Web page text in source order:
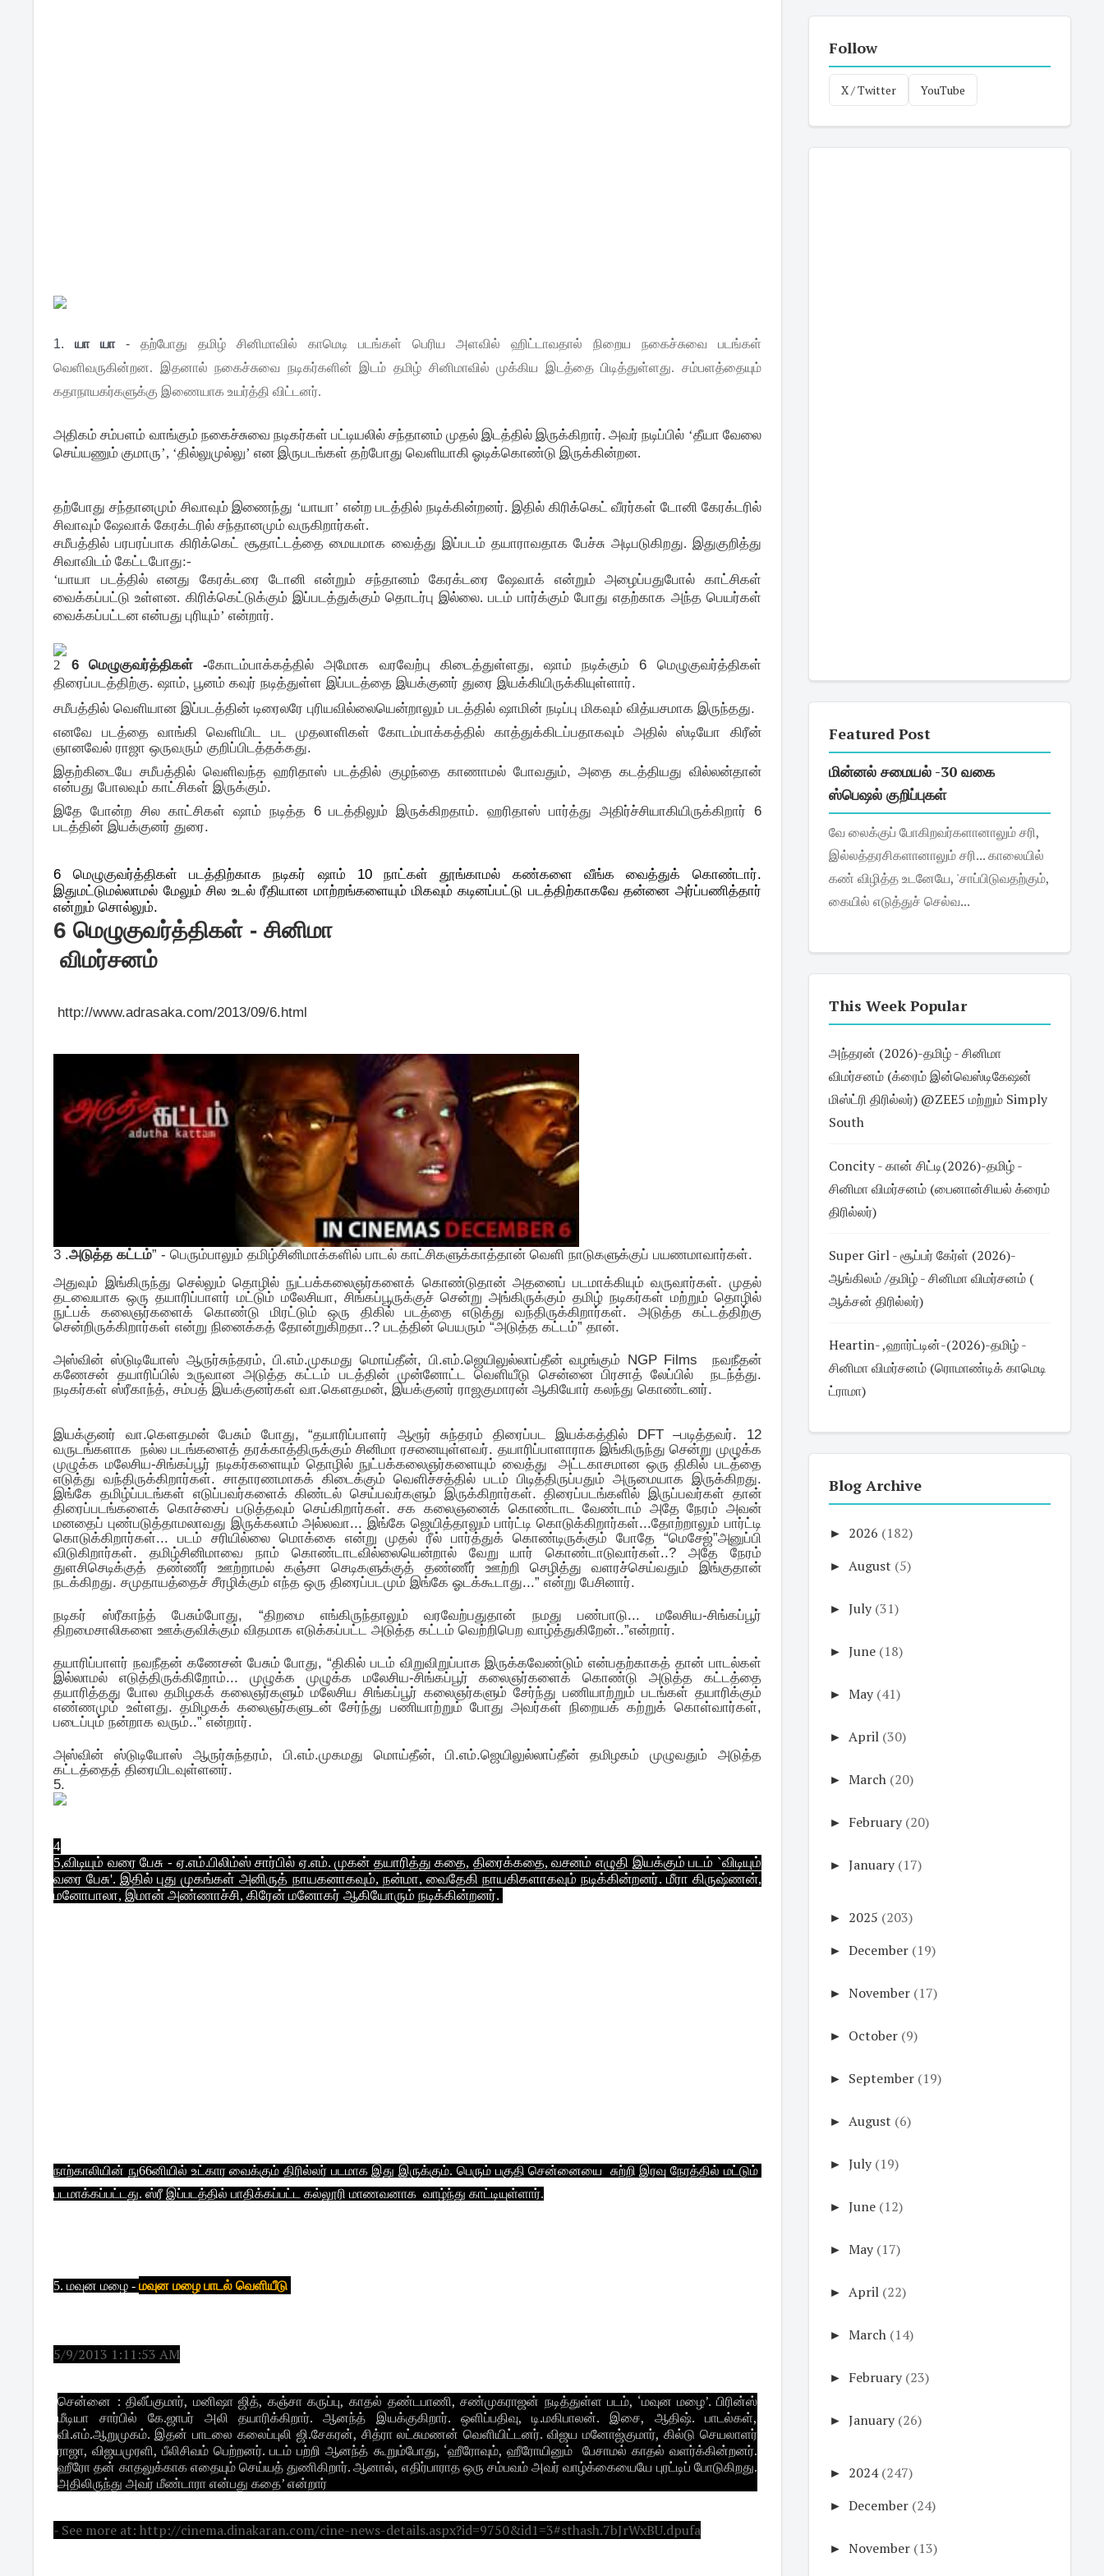
1.யா யா- தற்போது தமிழ் சினிமாவில் காமெடி படங்கள் பெரிய அளவில் ஹிட்டாவதால் நிறைய நகைச்சுவை படங்கள்
வெளிவருகின்றன. இதனால் நகைச்சுவை நடிகர்களின் இடம் தமிழ் சினிமாவில் முக்கிய இடத்தை பிடித்துள்ளது. சம்பளத்தையும்
கதாநாயகர்களுக்கு இணையாக உயர்த்தி விட்டனர்.
அதிகம் சம்பளம் வாங்கும் நகைச்சுவை நடிகர்கள் பட்டியலில் சந்தானம் முதல் இடத்தில் இருக்கிறார். அவர் நடிப்பில் ‘தீயா வேலை
செய்யணும் குமாரு’, ‘தில்லுமுல்லு’ என இருபடங்கள் தற்போது வெளியாகி ஓடிக்கொண்டு இருக்கின்றன.
தற்போது சந்தானமும் சிவாவும் இணைந்து ‘யாயா’ என்ற படத்தில் நடிக்கின்றனர். இதில் கிரிக்கெட் வீரர்கள் டோனி கேரக்டரில்
சிவாவும் ஷேவாக் கேரக்டரில் சந்தானமும் வருகிறார்கள்.
சமீபத்தில் பரபரப்பாக கிரிக்கெட் சூதாட்டத்தை மையமாக வைத்து இப்படம் தயாராவதாக பேச்சு அடிபடுகிறது. இதுகுறித்து
சிவாவிடம் கேட்டபோது:-
‘யாயா படத்தில் எனது கேரக்டரை டோனி என்றும் சந்தானம் கேரக்டரை ஷேவாக் என்றும் அழைப்பதுபோல் காட்சிகள்
வைக்கப்பட்டு உள்ளன. கிரிக்கெட்டுக்கும் இப்படத்துக்கும் தொடர்பு இல்லை. படம் பார்க்கும் போது எதற்காக அந்த பெயர்கள்
வைக்கப்பட்டன என்பது புரியும்’ என்றார்.
2 6 மெழுகுவர்த்திகள் -கோடம்பாக்கத்தில் அமோக வரவேற்பு கிடைத்துள்ளது, ஷாம் நடிக்கும் 6 மெழுகுவர்த்திகள்
திரைப்படத்திற்கு. ஷாம், பூனம் கவுர் நடித்துள்ள இப்படத்தை இயக்குனர் துரை இயக்கியிருக்கியுள்ளார்.
சமீபத்தில் வெளியான இப்படத்தின் டிரைலரே புரியவில்லையென்றாலும் படத்தில் ஷாமின் நடிப்பு மிகவும் வித்யசமாக இருந்தது.
எனவே படத்தை வாங்கி வெளியிட பட முதலாளிகள் கோடம்பாக்கத்தில் காத்துக்கிடப்பதாகவும் அதில் ஸ்டியோ கிரீன்
ஞானவேல் ராஜா ஒருவரும் குறிப்பிடத்தக்கது.
இதற்கிடையே சமீபத்தில் வெளிவந்த ஹரிதாஸ் படத்தில் குழந்தை காணாமல் போவதும், அதை கடத்தியது வில்லன்தான்
என்பது போலவும் காட்சிகள் இருக்கும்.
இதே போன்ற சில காட்சிகள் ஷாம் நடித்த 6 படத்திலும் இருக்கிறதாம். ஹரிதாஸ் பார்த்து அதிர்ச்சியாகியிருக்கிறார் 6
படத்தின் இயக்குனர் துரை.
6 மெழுகுவர்த்திகள் படத்திற்காக நடிகர் ஷாம் 10 நாட்கள் தூங்காமல் கண்களை வீங்க வைத்துக் கொண்டார்.
இதுமட்டுமல்லாமல் மேலும் சில உடல் ரீதியான மாற்றங்களையும் மிகவும் கடினப்பட்டு படத்திற்காகவே தன்னை அர்ப்பணித்தார்
என்றும் சொல்லும்.
6 மெழுகுவர்த்திகள் - சினிமா
விமர்சனம்
http://www.adrasaka.com/2013/09/6.html
3 .அடுத்த கட்டம்” -பெரும்பாலும் தமிழ்சினிமாக்களில் பாடல் காட்சிகளுக்காத்தான் வெளி நாடுகளுக்குப் பயணமாவார்கள்.
அதுவும் இங்கிருந்து செல்லும் தொழில் நுட்பக்கலைஞர்களைக் கொண்டுதான் அதனைப் படமாக்கியும் வருவார்கள். முதல்
தடவையாக ஒரு தயாரிப்பாளர் மட்டும் மலேசியா, சிங்கப்பூருக்குச் சென்று அங்கிருக்கும் தமிழ் நடிகர்கள் மற்றும் தொழில்
நுட்பக் கலைஞர்களைக் கொண்டு மிரட்டும் ஒரு திகில் படத்தை எடுத்து வந்திருக்கிறார்கள். அடுத்த கட்டத்திற்கு
சென்றிருக்கிறார்கள் என்று நினைக்கத் தோன்றுகிறதா..? படத்தின் பெயரும் “அடுத்த கட்டம்” தான்.
அஸ்வின் ஸ்டுடியோஸ் ஆருர்சுந்தரம், பி.எம்.முகமது மொய்தீன், பி.எம்.ஜெயிலுல்லாப்தீன் வழங்கும் NGP Films நவநீதன்
கணேசன் தயாரிப்பில் உருவான அடுத்த கட்டம் படத்தின் முன்னோட்ட வெளியீடு சென்னை பிரசாத் லேப்பில் நடந்த்து.
நடிகர்கள் ஸ்ரீகாந்த், சம்பத் இயக்குனர்கள் வா.கெளதமன், இயக்குனர் ராஜகுமாரன் ஆகியோர் கலந்து கொண்டனர்.
இயக்குனர் வா.கெளதமன் பேசும் போது, “தயாரிப்பாளர் ஆரூர் சுந்தரம் திரைப்பட இயக்கத்தில் DFT –படித்தவர். 12
வருடங்களாக நல்ல படங்களைத் தரக்காத்திருக்கும் சினிமா ரசனையுள்ளவர். தயாரிப்பாளாராக இங்கிருந்து சென்று முழுக்க
முழுக்க மலேசிய-சிங்கப்பூர் நடிகர்களையும் தொழில் நுட்பக்கலைஞர்களையும் வைத்து அட்டகாசமான ஒரு திகில் படத்தை
எடுத்து வந்திருக்கிறார்கள். சாதாரணமாகக் கிடைக்கும் வெளிச்சத்தில் படம் பிடித்திருப்பதும் அருமையாக இருக்கிறது.
இங்கே தமிழ்ப்படங்கள் எடுப்பவர்களைக் கிண்டல் செய்பவர்களும் இருக்கிறார்கள். திரைப்படங்களில் இருப்பவர்கள் தான்
திரைப்படங்களைக் கொச்சைப் படுத்தவும் செய்கிறார்கள். சக கலைஞனைக் கொண்டாட வேண்டாம் அதே நேரம் அவன்
மனதைப் புண்படுத்தாமலாவது இருக்கலாம் அல்லவா... இங்கே ஜெயித்தாலும் பார்ட்டி கொடுக்கிறார்கள்...தோற்றாலும் பார்ட்டி
கொடுக்கிறார்கள்... படம் சரியில்லை மொக்கை என்று முதல் ரீல் பார்த்துக் கொண்டிருக்கும் போதே “மெசேஜ்”அனுப்பி
விடுகிறார்கள். தமிழ்சினிமாவை நாம் கொண்டாடவில்லையென்றால் வேறு யார் கொண்டாடுவார்கள்..? அதே நேரம்
துளசிசெடிக்குத் தண்ணீர் ஊற்றாமல் கஞ்சா செடிகளுக்குத் தண்ணீர் ஊற்றி செழித்து வளரச்செய்வதும் இங்குதான்
நடக்கிறது. சமுதாயத்தைச் சீரழிக்கும் எந்த ஒரு திரைப்படமும் இங்கே ஓடக்கூடாது...” என்று பேசினார்.
நடிகர் ஸ்ரீகாந்த் பேசும்போது, “திறமை எங்கிருந்தாலும் வரவேற்பதுதான் நமது பண்பாடு... மலேசிய-சிங்கப்பூர்
திறமைசாலிகளை ஊக்குவிக்கும் விதமாக எடுக்கப்பட்ட அடுத்த கட்டம் வெற்றிபெற வாழ்த்துகிறேன்..”என்றார்.
தயாரிப்பாளர் நவநீதன் கணேசன் பேசும் போது, “திகில் படம் விறுவிறுப்பாக இருக்கவேண்டும் என்பதற்காகத் தான் பாடல்கள்
இல்லாமல் எடுத்திருக்கிறோம்... முழுக்க முழுக்க மலேசிய-சிங்கப்பூர் கலைஞர்களைக் கொண்டு அடுத்த கட்டத்தை
தயாரித்தது போல தமிழகக் கலைஞர்களும் மலேசிய சிங்கப்பூர் கலைஞர்களும் சேர்ந்து பணியாற்றும் படங்கள் தயாரிக்கும்
எண்ணமும் உள்ளது. தமிழகக் கலைஞர்களுடன் சேர்ந்து பணியாற்றும் போது அவர்கள் நிறையக் கற்றுக் கொள்வார்கள்,
படைப்பும் நன்றாக வரும்..” என்றார்.
அஸ்வின் ஸ்டுடியோஸ் ஆருர்சுந்தரம், பி.எம்.முகமது மொய்தீன், பி.எம்.ஜெயிலுல்லாப்தீன் தமிழகம் முழுவதும் அடுத்த
கட்டத்தைத் திரையிடவுள்ளனர்.
5.
4
5,விடியும் வரை பேசு - ஏ.எம்.பிலிம்ஸ் சார்பில் ஏ.எம். முகன் தயாரித்து கதை, திரைக்கதை, வசனம் எழுதி இயக்கும் படம் `விடியும்
வரை பேசு'. இதில் புது முகங்கள் அனிருத் நாயகனாகவும், நன்மா, வைதேகி நாயகிகளாகவும் நடிக்கின்றனர். மீரா கிருஷ்ணன்,
மனோபாலா, இமான் அண்ணாச்சி, கிரேன் மனோகர் ஆகியோரும் நடிக்கின்றனர்.
நாற்காலியின் நு66னியில் உட்கார வைக்கும் திரில்லர் படமாக இது இருக்கும். பெரும் பகுதி சென்னையை சுற்றி இரவு நேரத்தில் மட்டும்
படமாக்கப்பட்டது. ஸ்ரீ இப்படத்தில் பாதிக்கப்பட்ட கல்லூரி மாணவனாக வாழ்ந்து காட்டியுள்ளார்.
5. மவுன மழை -மவுன மழை பாடல் வெளியீடு
5/9/2013 1:11:53 AM
சென்னை : திலீப்குமார், மனிஷா ஜித், கஞ்சா கருப்பு, காதல் தண்டபாணி, சண்முகராஜன் நடித்துள்ள படம், ‘மவுன மழை’. பிரின்ஸ்
மீடியா சார்பில் கே.ஜாபர் அலி தயாரிக்கிறார். ஆனந்த் இயக்குகிறார். ஒளிப்பதிவு, டி.மகிபாலன். இசை, ஆதிஷ். பாடல்கள்,
வி.எம்.ஆறுமுகம். இதன் பாடலை கலைப்புலி ஜி.சேகரன், சித்ரா லட்சுமணன் வெளியிட்டனர். விஜய மனோஜ்குமார், கில்டு செயலாளர்
ராஜா, விஜயமுரளி, பீலிசிவம் பெற்றனர். படம் பற்றி ஆனந்த் கூறும்போது, ‘ஹீரோவும், ஹீரோயினும் பேசாமல் காதல் வளர்க்கின்றனர்.
ஹீரோ தன் காதலுக்காக எதையும் செய்யத் துணிகிறார். ஆனால், எதிர்பாராத ஒரு சம்பவம் அவர் வாழ்க்கையையே புரட்டிப் போடுகிறது.
அதிலிருந்து அவர் மீண்டாரா என்பது கதை’ என்றார்
- See more at: http://cinema.dinakaran.com/cine-news-details.aspx?id=9750&id1=3#sthash.7bJrWxBU.dpufa
Follow
X / Twitter YouTube
Featured Post
மின்னல் சமையல் -30 வகை
ஸ்பெஷல் குறிப்புகள்
வே லைக்குப் போகிறவர்களானாலும் சரி,
இல்லத்தரசிகளானாலும் சரி... காலையில்
கண் விழித்த உடனேயே, 'சாப்பிடுவதற்கும்,
கையில் எடுத்துச் செல்வ...
This Week Popular
அந்தரன் (2026)-தமிழ் - சினிமா
விமர்சனம் (க்ரைம் இன்வெஸ்டிகேஷன்
மிஸ்ட்ரி திரில்லர்) @ZEE5 மற்றும் Simply
South
Concity - கான் சிட்டி(2026)-தமிழ் -
சினிமா விமர்சனம் (பைனான்சியல் க்ரைம்
திரில்லர்)
Super Girl - சூப்பர் கேர்ள் (2026)-
ஆங்கிலம் /தமிழ் - சினிமா விமர்சனம் (
ஆக்சன் திரில்லர்)
Heartin- ,ஹார்ட்டின்-(2026)-தமிழ் -
சினிமா விமர்சனம் (ரொமாண்டிக் காமெடி
ட்ராமா)
Blog Archive
► 2026 (182)
► August (5)
► July (31)
► June (18)
► May (41)
► April (30)
► March (20)
► February (20)
► January (17)
► 2025 (203)
► December (19)
► November (17)
► October (9)
► September (19)
► August (6)
► July (19)
► June (12)
► May (17)
► April (22)
► March (14)
► February (23)
► January (26)
► 2024 (247)
► December (24)
► November (13)